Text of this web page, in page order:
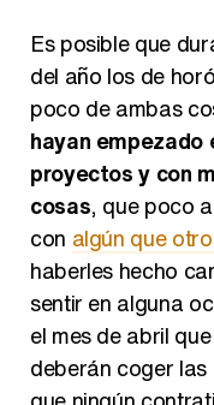
Es posible que
del año los de
poco de ambas
hayan empezado
proyectos y con
cosas, que poco
con algún que
haberles hecho
sentir en alguna
el mes de abril
deberán coger